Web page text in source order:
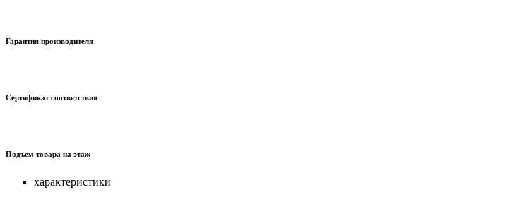
Гарантия производителя
Сертификат соответствия
Подъем товара на этаж
характеристики